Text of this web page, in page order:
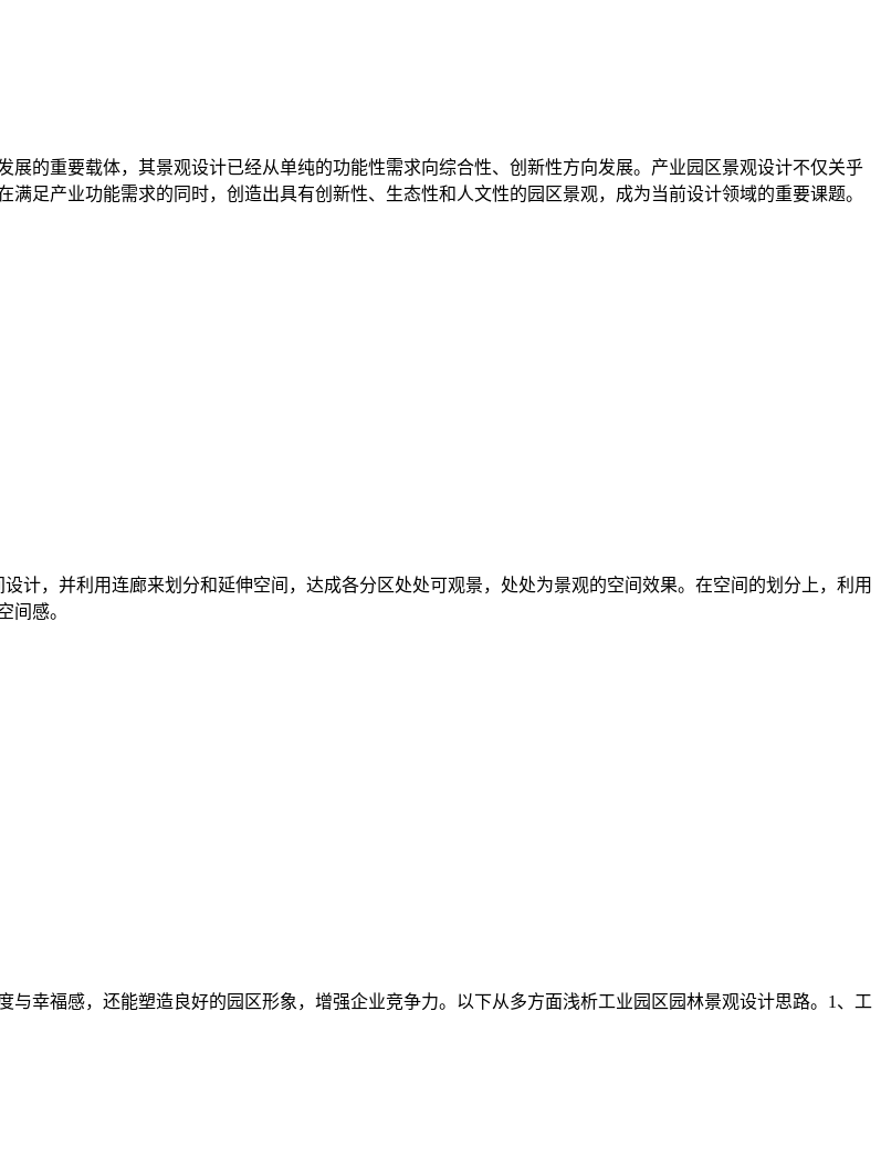
的重要载体，其景观设计已经从单纯的功能性需求向综合性、创新性方向发展。产业园区景观设计不仅关乎
足产业功能需求的同时，创造出具有创新性、生态性和人文性的园区景观，成为当前设计领域的重要课题。
计，并利用连廊来划分和延伸空间，达成各分区处处可观景，处处为景观的空间效果。在空间的划分上，利用
间感。
幸福感，还能塑造良好的园区形象，增强企业竞争力。以下从多方面浅析工业园区园林景观设计思路。1、工